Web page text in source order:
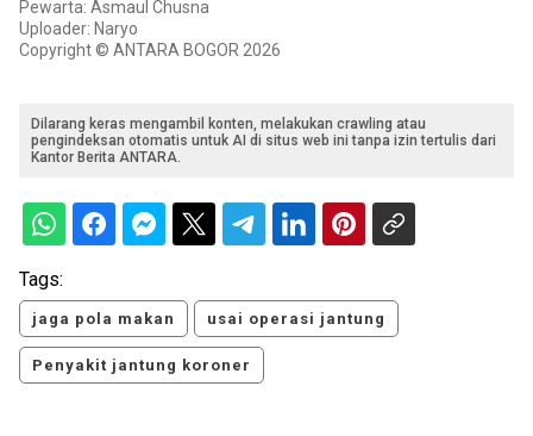
Pewarta: Asmaul Chusna
Uploader: Naryo
Copyright © ANTARA BOGOR 2026
Dilarang keras mengambil konten, melakukan crawling atau
pengindeksan otomatis untuk AI di situs web ini tanpa izin tertulis dari
Kantor Berita ANTARA.
Tags:
jaga pola makan usai operasi jantung
Penyakit jantung koroner